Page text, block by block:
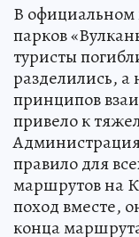
В
парков
туристы
разделились, а
принципов
привело к
правило для
маршрутов на
поход вместе,
конца